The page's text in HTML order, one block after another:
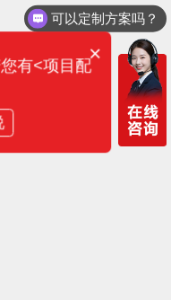
可以定制方案吗？
×
有<项目配